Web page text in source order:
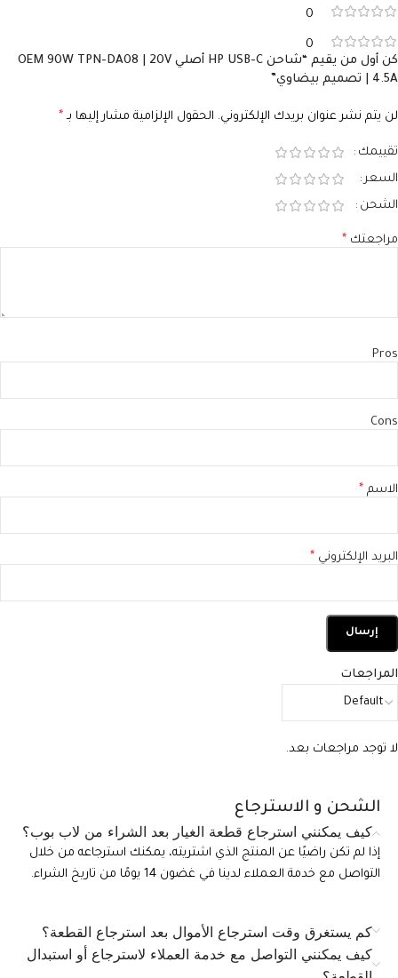
0
0
المراجعات
لا توجد مراجعات بعد.
كن أول من يقيم “شاحن HP USB-C أصلي OEM 90W TPN-DA08 | 20V
4.5A | تصميم بيضاوي”
لن يتم نشر عنوان بريدك الإلكتروني. الحقول الإلزامية مشار إليها بـ *
تقييمك
السعر
الشحن
مراجعتك *
Pros
Cons
الاسم *
البريد الإلكتروني *
الشحن و الاسترجاع
كيف يمكنني استرجاع قطعة الغيار بعد الشراء من لاب بوب؟
إذا لم تكن راضيًا عن المنتج الذي اشتريته، يمكنك استرجاعه من خلال
التواصل مع خدمة العملاء لدينا في غضون 14 يومًا من تاريخ الشراء.
كم يستغرق وقت استرجاع الأموال بعد استرجاع القطعة؟
كيف يمكنني التواصل مع خدمة العملاء لاسترجاع أو استبدال